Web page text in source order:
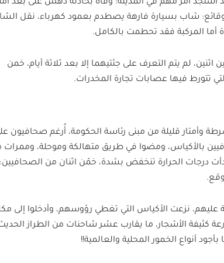
أمر مهم في المدينة: وفاة بحادثة دهس على بعد
شاب بسيارة فارهة يصطدم بعمود كهرباء، نقل
المركبة فقد تحطمت بالكامل.
لم يتم التعرف على جثتيهما إلا بعد ثلاثة أيام، خمن
تتورط فيها عصابات تجارة المخدرات.
وأمتار قليلة من مبنى رئاسة الحكومة، أُرغم صحافيون
بالأكياس، ومضوا في طريق متهالكة وموحلة، وممرات
درجات الحرارة تنخفض بشدة، خمّن اثنان من الصحافيين:
عليهم، نزعت الأكياس التي تغطي رؤوسهم، وأدخلوا إلى
كثيفة الأشجار، ما يقارب عشر شاحنات من الطراز
أنواع الخمور المحلية والعالمية!!